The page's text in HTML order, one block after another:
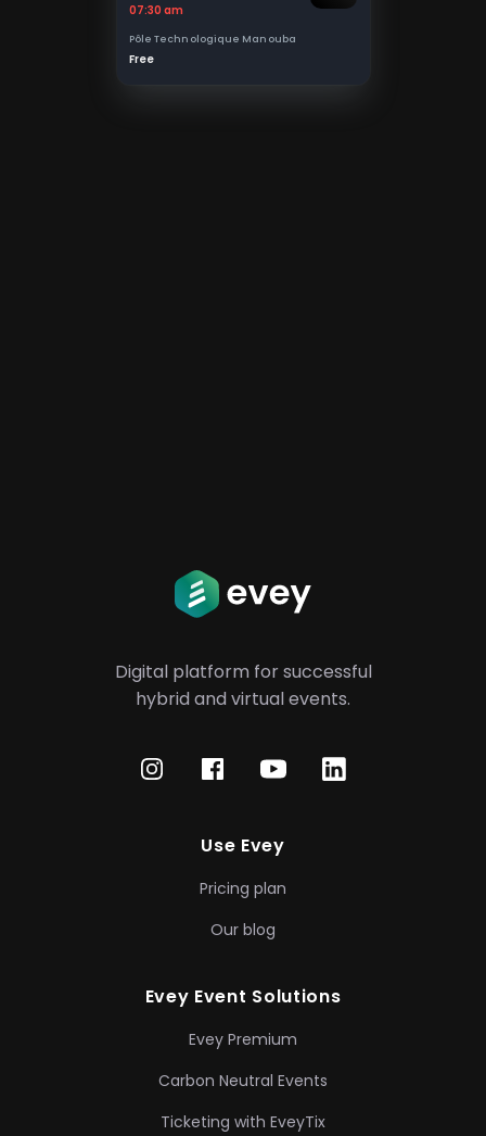
07:30 am
Pôle Technologique Manouba
Free
Digital platform for successful
hybrid and virtual events.
Use Evey
Pricing plan
Our blog
Evey Event Solutions
Evey Premium
Carbon Neutral Events
Ticketing with EveyTix